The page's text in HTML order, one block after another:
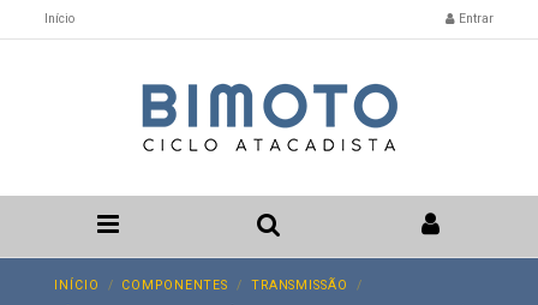
Início Entrar
INÍCIO COMPONENTES
TRANSMISSÃO